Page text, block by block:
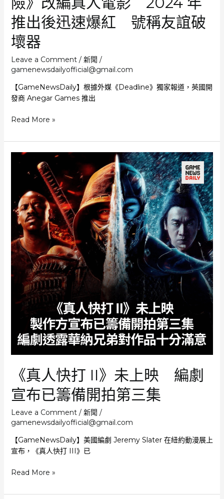
演
警
察
局
鼴
鼠
警
保
羅
推出後迅速爆紅 號稱友誼破
壞器
Leave a Comment / 新聞 /
gamenewsdailyofficial@gmail.com
【GameNewsDaily】根據外媒《Deadline》獨家報道，英國開
發商 Anegar Games 推出
從
獄
攀
堂
《共
鏈
險》
改
編
真
影
爆
號
稱
友
誼
壞
Read More »
《真人快打 II》未上映 編劇
宣布已籌備開拍第三集
Leave a Comment / 新聞 /
gamenewsdailyofficial@gmail.com
【GameNewsDaily】美國編劇 Jeremy Slater 在紐約動漫展上
宣布，《真人快打 III》已
《真
快
Read More »